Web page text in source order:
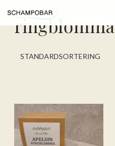
innehållringblomma